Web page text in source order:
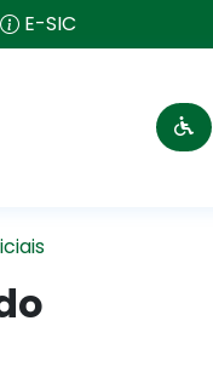
E-SIC